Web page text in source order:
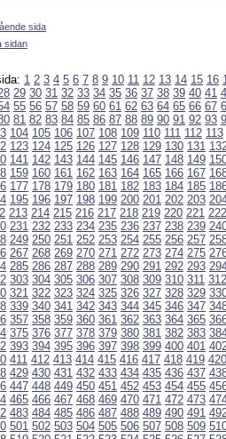
sida
sidan
1 2 3 4 5 6 7 8 9 10 11 12 13 14 15 16
29 30 31 32 33 34 35 36 37 38 39 40 41
55 56 57 58 59 60 61 62 63 64 65 66 67
81 82 83 84 85 86 87 88 89 90 91 92 93
104 105 106 107 108 109 110 111 112 113
123 124 125 126 127 128 129 130 131
141 142 143 144 145 146 147 148 149
159 160 161 162 163 164 165 166 167
177 178 179 180 181 182 183 184 185
195 196 197 198 199 200 201 202 203
213 214 215 216 217 218 219 220 221 222
231 232 233 234 235 236 237 238 239
249 250 251 252 253 254 255 256 257
267 268 269 270 271 272 273 274 275
285 286 287 288 289 290 291 292 293
303 304 305 306 307 308 309 310 311 312
321 322 323 324 325 326 327 328 329
339 340 341 342 343 344 345 346 347
357 358 359 360 361 362 363 364 365
375 376 377 378 379 380 381 382 383
393 394 395 396 397 398 399 400 401
411 412 413 414 415 416 417 418 419 420
429 430 431 432 433 434 435 436 437
447 448 449 450 451 452 453 454 455
465 466 467 468 469 470 471 472 473
483 484 485 486 487 488 489 490 491
501 502 503 504 505 506 507 508 509